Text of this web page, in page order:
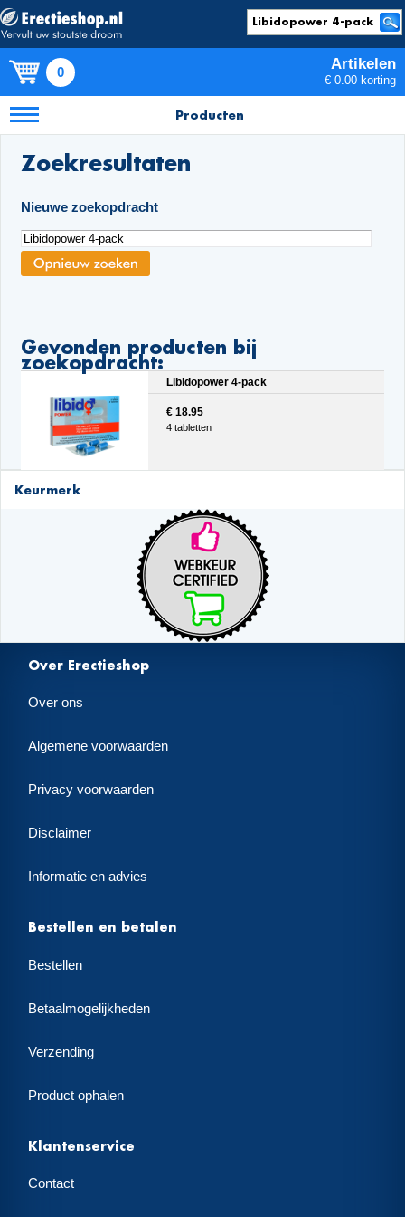
0 Artikelen
€ 0.00 korting
Producten
Zoekresultaten
Nieuwe zoekopdracht
Gevonden producten bij
zoekopdracht:
Libidopower 4-pack
€ 18.95
4 tabletten
Keurmerk
Over Erectieshop
Over ons
Algemene voorwaarden
Privacy voorwaarden
Disclaimer
Informatie en advies
Bestellen en betalen
Bestellen
Betaalmogelijkheden
Verzending
Product ophalen
Klantenservice
Contact